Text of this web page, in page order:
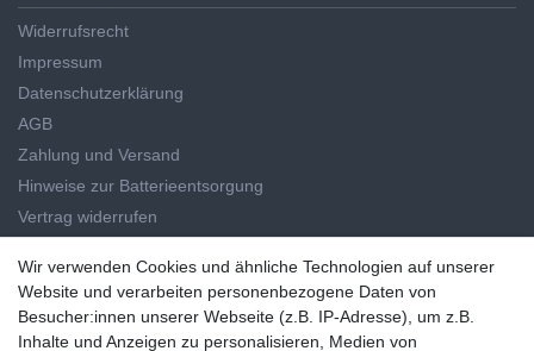
Wir verwenden Cookies und ähnliche Technologien auf unserer
Website und verarbeiten personenbezogene Daten von
Besucher:innen unserer Webseite (z.B. IP-Adresse), um z.B. Inhalte
Widerrufsrecht
Impressum
Datenschutzerklärung
AGB
Zahlung und Versand
Hinweise zur Batterieentsorgung
Vertrag widerrufen
HAUPTKATEGORIEN
Handwerkzeug
Elektrowerkzeug
Wir verwenden Cookies und ähnliche Technologien auf unserer
Website und verarbeiten personenbezogene Daten von
Besucher:innen unserer Webseite (z.B. IP-Adresse), um z.B.
Inhalte und Anzeigen zu personalisieren, Medien von